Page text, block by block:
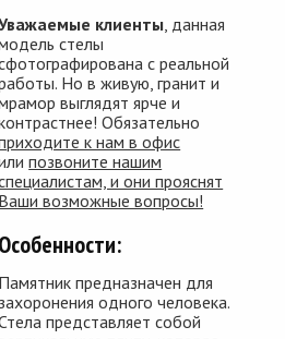
клиенты , данная
стелы
с реальной
Но в живую, гранит и
выглядят ярче и
Обязательно
к нам в офис
позвоните нашим
и они прояснят
Ваши возможные вопросы!
Особенности:
Памятник предназначен для
захоронения одного человека.
представляет собой